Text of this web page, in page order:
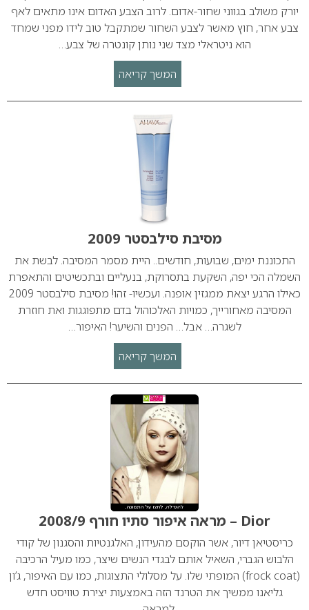
יורק משולב בגווני שחור-אדום. לרוב הצבע האדום אינו מתאים לאף
צבע אחר, חוץ מאשר לצבע השחור שמתקבל טוב לידו מפני שמחד
הוא ניטראלי מצד שני נותן קונטרה של צבע…
המשך קריאה
מסיבת סילבסטר 2009
התכוננת ימים, שבועות, חודשים.. היית מסמר המסיבה. לבשת את
השמלה הכי יפה, השקעת בתסרוקת, בנעליים ובתכשיטים והתאפרת
כאילו הרגע יצאת ממגזין אופנה. ועכשיו- זהו! מסיבת סילבסטר 2009
המסיבה מאחורייך, כמויות האלכוהול בדם מתפוגגות ואת חוזרת
לשגרה… אבל… הפנים והשיער! האיפור…
המשך קריאה
Dior – מראה איפור סתיו חורף 2008/9
כריסטיאן דיור, אשר הוקסם מהעידון, האלגנטיות והסגנון של קודי
הלבוש הגברי, השאיל אותם לבגדי הנשים שיצר, כמו מעיל הרכיבה
(frock coat) המופתי שלו. על מסלולי התצוגות, כמו עם האיפור, ג’ון
גליאנו ממשיך את הטרנד הזה באמצעות יצירת טוויסט חדש